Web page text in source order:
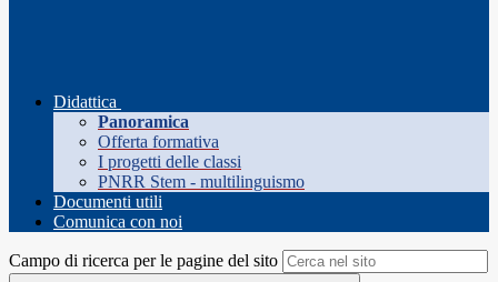
Didattica
Panoramica
Offerta formativa
I progetti delle classi
PNRR Stem - multilinguismo
Documenti utili
Comunica con noi
Campo di ricerca per le pagine del sito